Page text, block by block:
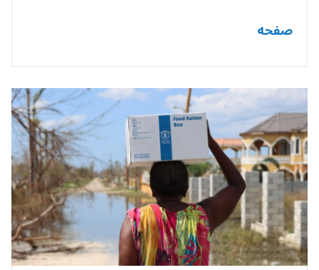
صفحه